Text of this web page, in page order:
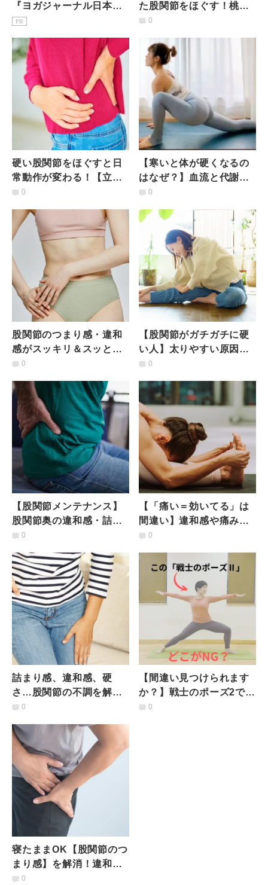
『ヨガジャーナル日本
版』予約購読のご案内
PR
た股関節をほぐす！桃尻
効果もある【寝たまま簡
0
硬い股関節をほぐすと日
常動作が変わる！【立
つ・座る・歩く】スイス
トレッチ
0
【寒いと体が硬くなるの
はなぜ？】血流と代謝を
upさせ肩甲骨と股関節の
選
0
股関節のつまり感・違和
感がスッキリ＆スッと眠
りやすくなる【寝る前1
0
【股関節がガチガチに硬
い人】太りやすい原因は
股関節？みるみる柔らか
レッチ
0
【股関節メンテナンス】
股関節奥の違和感・詰ま
りを解消！座ったまま簡
0
【「痛い＝効いてる」は
間違い】違和感や痛みを
感じやすい膝や股関節に
ジ方法
0
詰まり感、違和感、硬
さ…股関節の不調を解消
に導く｜脚の付け根が一
ッチ
0
【間違い見つけられます
か？】戦士のポーズ2であ
りがち！股関節と骨盤の
0
寝たままOK【股関節のつ
まり感】を解消！違和感
を5分ですっきり流す「ヨ
0